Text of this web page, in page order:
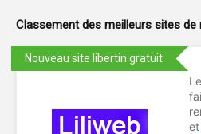
Classement des meilleurs sites de
Nouveau site libertin gratuit
et